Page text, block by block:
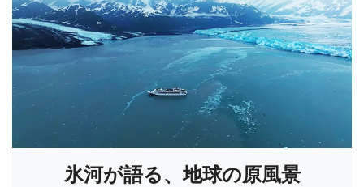
氷河が語る、地球の原風景